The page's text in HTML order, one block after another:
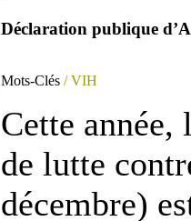
Déclaration publique
Mots-Clés / VIH
Cette année,
de lutte
décembre)